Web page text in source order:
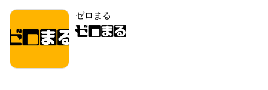
ゼロまる